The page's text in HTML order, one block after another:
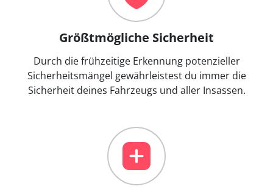
Größtmögliche Sicherheit
Durch die frühzeitige Erkennung potenzieller
Sicherheitsmängel gewährleistest du immer die
Sicherheit deines Fahrzeugs und aller Insassen.